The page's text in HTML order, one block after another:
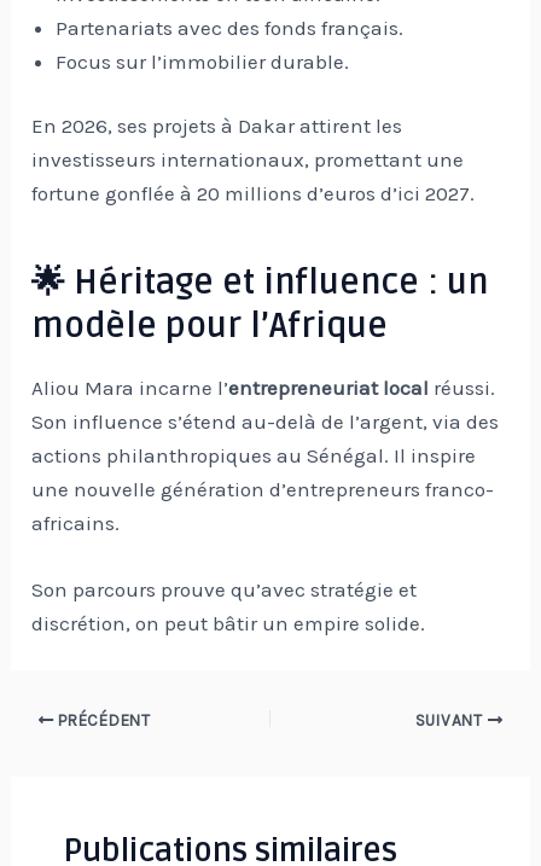
Partenariats avec des fonds français.
Focus sur l’immobilier durable.
En 2026, ses projets à Dakar attirent les
investisseurs internationaux, promettant une
fortune gonflée à 20 millions d’euros d’ici 2027.
🌟 Héritage et influence : un
modèle pour l’Afrique
Aliou Mara incarne l’entrepreneuriat local réussi.
Son influence s’étend au-delà de l’argent, via des
actions philanthropiques au Sénégal. Il inspire
une nouvelle génération d’entrepreneurs franco-
africains.
Son parcours prouve qu’avec stratégie et
discrétion, on peut bâtir un empire solide.
Navigation
PRÉCÉDENT SUIVANT
Publications similaires